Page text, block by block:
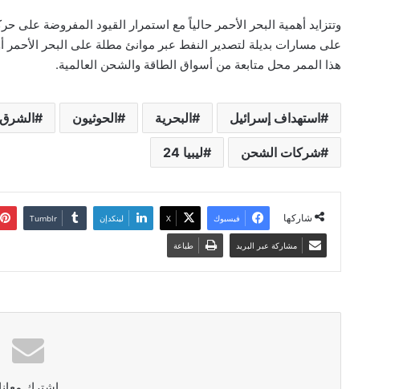
وتتزايد أهمية البحر الأحمر حالياً مع استمرار القيود المفروضة
على مسارات بديلة لتصدير النفط عبر موانئ مطلة على البحر
هذا الممر محل متابعة من أسواق الطاقة والشحن العالمية.
استهداف إسرائيل البحرية الحوثيون
شركات الشحن ليبيا 24
شاركها فيسبوك ‫X لينكدإن
مشاركة عبر البريد طباعة